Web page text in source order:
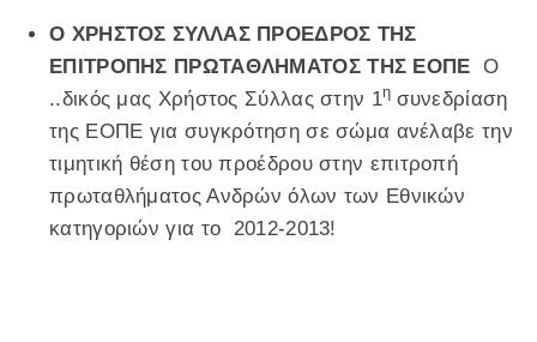
Ο ΧΡΗΣΤΟΣ ΣΥΛΛΑΣ ΠΡΟΕΔΡΟΣ ΤΗΣ
ΕΠΙΤΡΟΠΗΣ ΠΡΩΤΑΘΛΗΜΑΤΟΣ ΤΗΣ ΕΟΠΕ Ο
..δικός μας Χρήστος Σύλλας στην 1η συνεδρίαση
της ΕΟΠΕ για συγκρότηση σε σώμα ανέλαβε την
τιμητική θέση του προέδρου στην επιτροπή
πρωταθλήματος Ανδρών όλων των Εθνικών
κατηγοριών για το 2012-2013!